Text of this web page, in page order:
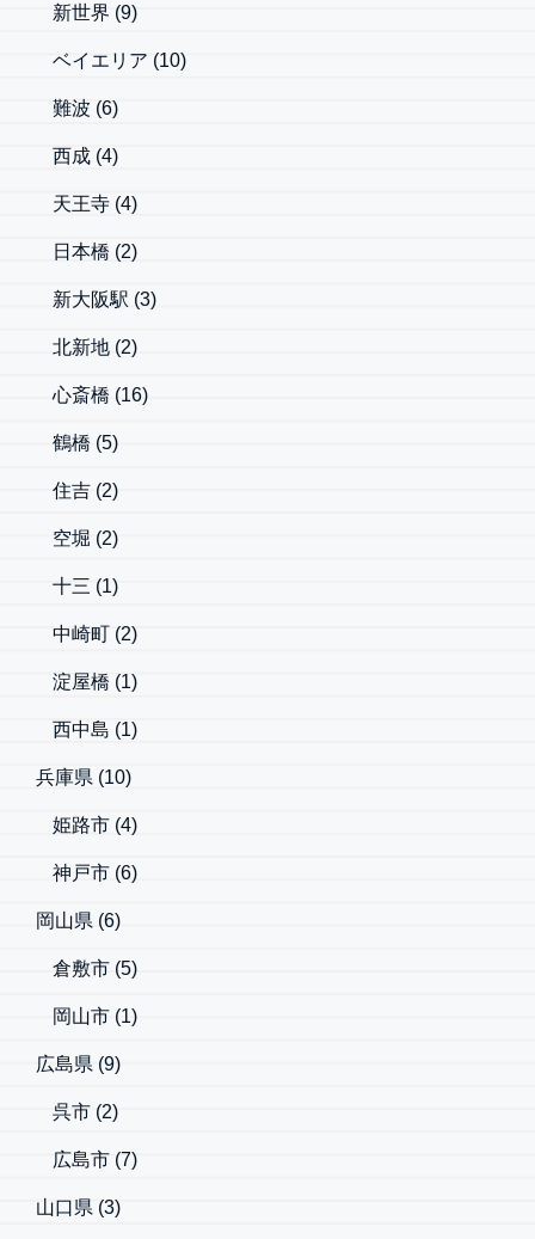
新世界 (9)
ベイエリア (10)
難波 (6)
西成 (4)
天王寺 (4)
日本橋 (2)
新大阪駅 (3)
北新地 (2)
心斎橋 (16)
鶴橋 (5)
住吉 (2)
空堀 (2)
十三 (1)
中崎町 (2)
淀屋橋 (1)
西中島 (1)
兵庫県 (10)
姫路市 (4)
神戸市 (6)
岡山県 (6)
倉敷市 (5)
岡山市 (1)
広島県 (9)
呉市 (2)
広島市 (7)
山口県 (3)